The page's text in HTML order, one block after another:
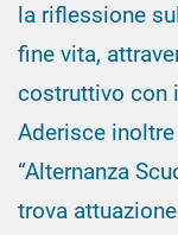
la riflessione
fine vita,
costruttivo con
Aderisce
“Alternanza
trova